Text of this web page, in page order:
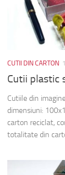
CUTII DIN CARTON
Cutii plastic
Cutiile din
dimensiuni:
carton reciclat,
totalitate din